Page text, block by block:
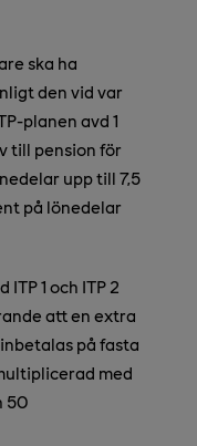
ska ha
den vid var
planen avd 1
till pension för
upp till 7,5
på lönedelar
1 och ITP 2
att en extra
på fasta
med
50